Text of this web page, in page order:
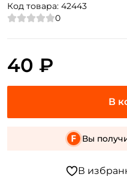
Код товара: 42443
0
40 ₽
Вы